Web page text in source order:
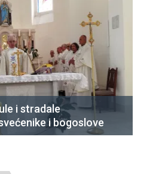
i stradale
i bogoslove